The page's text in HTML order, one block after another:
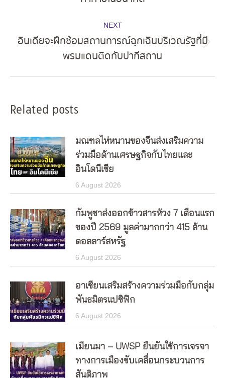
post:
NEXT
post:
อินเดียจะฝึกซ้อมสถานการณ์ฉุกเฉินบริเวณรัฐที่มี
พรมแดนติดกับปากีสถาน
Related posts
มณฑลไห่หนานของจีนส่งเสริมความ
ร่วมมือด้านเศรษฐกิจกับไทยและ
อินโดนีเซีย
6 August 2026
กัมพูชาส่งออกข้าวสารห้วง 7 เดือนแรก
ของปี 2569 มูลค่ามากกว่า 415 ล้าน
ดอลลาร์สหรัฐ
6 August 2026
อาเซียนเสริมสร้างความร่วมมือกับกลุ่ม
พันธมิตรแปซิฟิก
6 August 2026
เมียนมา – UWSP ยืนยันใช้การเจรจา
ทางการเมืองขับเคลื่อนกระบวนการ
สันติภาพ